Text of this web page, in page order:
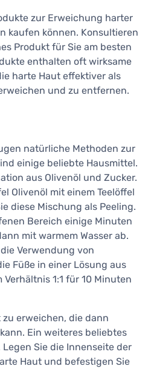
zur Erweichung harter
kaufen können. Konsultieren
Produkt für Sie am besten
enthalten oft wirksame
harte Haut effektiver als
und zu entfernen.
natürliche Methoden zur
einige beliebte Hausmittel.
aus Olivenöl und Zucker.
Olivenöl mit einem Teelöffel
diese Mischung als Peeling.
Bereich einige Minuten
mit warmem Wasser ab.
Verwendung von
Füße in einer Lösung aus
1:1 für 10 Minuten
erweichen, die dann
Ein weiteres beliebtes
Sie die Innenseite der
Haut und befestigen Sie